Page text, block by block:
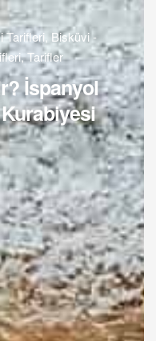
Tarifleri, Bisküvi -
,Tarifler
İspanyol
Kurabiyesi